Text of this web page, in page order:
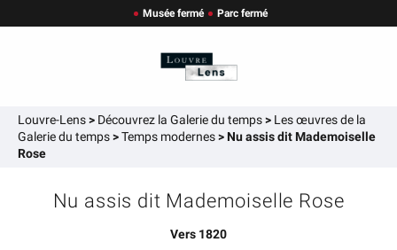
Musée fermé Parc fermé
Louvre-Lens> Découvrez la Galerie du temps> Les œuvres de la
Galerie du temps>Temps modernes>Nu assis dit Mademoiselle
Rose
Nu assis dit Mademoiselle Rose
Vers 1820